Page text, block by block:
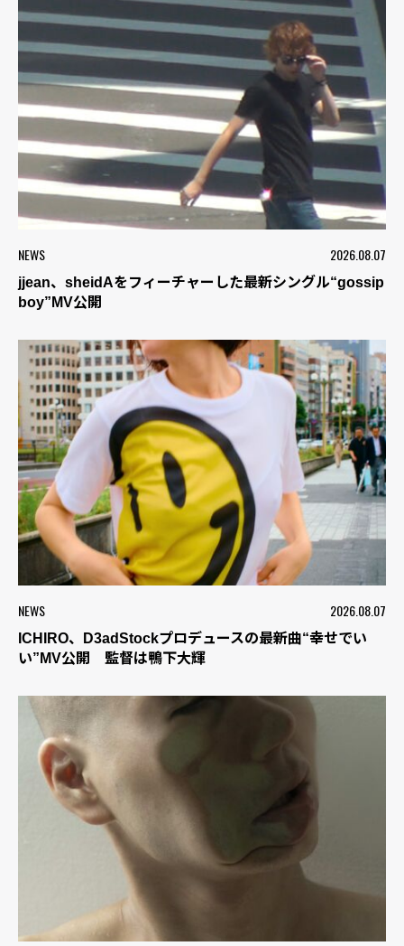
NEWS 2026.08.07
jjean、sheidAをフィーチャーした最新シングル“gossip
boy”MV公開
NEWS 2026.08.07
ICHIRO、D3adStockプロデュースの最新曲“幸せでい
い”MV公開 監督は鴨下大輝